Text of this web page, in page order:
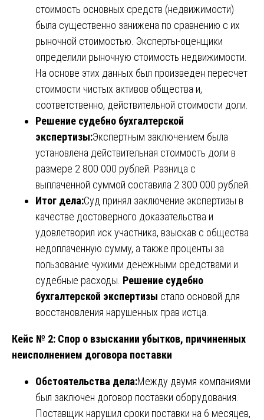
стоимость основных средств (недвижимости)
была существенно занижена по сравнению с их
рыночной стоимостью. Эксперты-оценщики
определили рыночную стоимость недвижимости.
На основе этих данных был произведен пересчет
стоимости чистых активов общества и,
соответственно, действительной стоимости доли.
Решение судебно бухгалтерской
экспертизы:Экспертным заключением была
установлена действительная стоимость доли в
размере 2 800 000 рублей. Разница с
выплаченной суммой составила 2 300 000 рублей.
Итог дела:Суд принял заключение экспертизы в
качестве достоверного доказательства и
удовлетворил иск участника, взыскав с общества
недоплаченную сумму, а также проценты за
пользование чужими денежными средствами и
судебные расходы. Решение судебно
бухгалтерской экспертизы стало основой для
восстановления нарушенных прав истца.
Кейс № 2: Спор о взыскании убытков, причиненных
неисполнением договора поставки
Обстоятельства дела:Между двумя компаниями
был заключен договор поставки оборудования.
Поставщик нарушил сроки поставки на 6 месяцев,